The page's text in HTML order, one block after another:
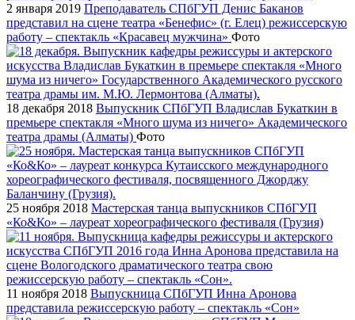
2 января 2019 Преподаватель СПбГУП Денис Баканов
представил на сцене театра «Бенефис» (г. Елец) режиссерскую
работу – спектакль «Красавец мужчина» Фото
18 декабря 2018 Выпускник СПбГУП Владислав Букаткин в
премьере спектакля «Много шума из ничего» Академического
театра драмы (Алматы) Фото
25 ноября 2018 Мастерская танца выпускников СПбГУП
«Ко&Ко» – лауреат хореографического фестиваля (Грузия)
11 ноября 2018 Выпускница СПбГУП Инна Аронова
представила режиссерскую работу – спектакль «Сон»